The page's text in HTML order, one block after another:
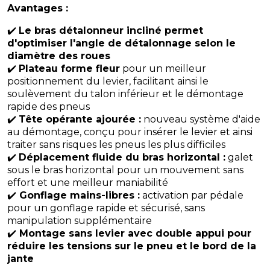
Avantages :
✔️ Le bras détalonneur incliné permet
d'optimiser l'angle de détalonnage selon le
diamètre des roues
✔️ Plateau forme fleur pour un meilleur
positionnement du levier, facilitant ainsi le
soulèvement du talon inférieur et le démontage
rapide des pneus
✔️ Tête opérante ajourée : nouveau système d'aide
au démontage, conçu pour insérer le levier et ainsi
traiter sans risques les pneus les plus difficiles
✔️ Déplacement fluide du bras horizontal : galet
sous le bras horizontal pour un mouvement sans
effort et une meilleur maniabilité
✔️ Gonflage mains-libres : activation par pédale
pour un gonflage rapide et sécurisé, sans
manipulation supplémentaire
✔️ Montage sans levier avec double appui pour
réduire les tensions sur le pneu et le bord de la
jante